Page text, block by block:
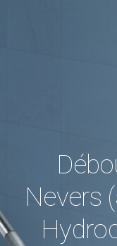
Nevers